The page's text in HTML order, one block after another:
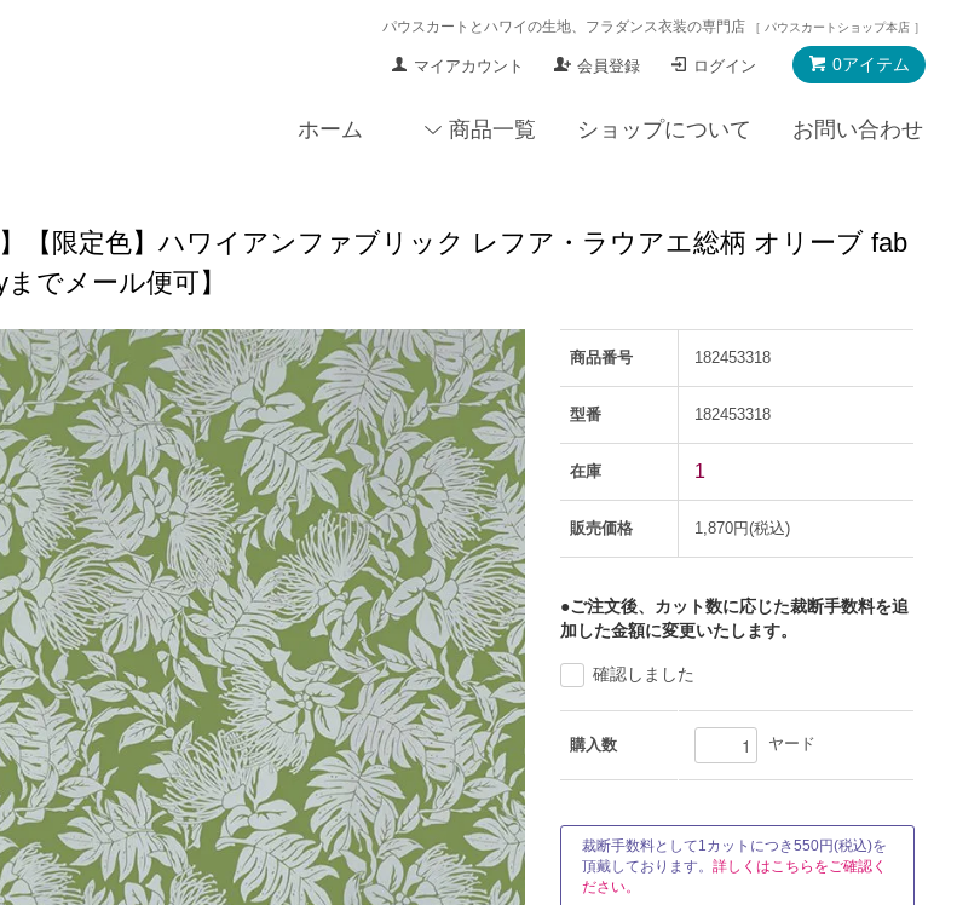
パウスカートとハワイの生地、フラダンス衣装の専門店 ［ パウスカートショップ本店 ］
0アイテム
マイアカウント 会員登録 ログイン
ホーム 商品一覧 ショップについて お問い合わせ
】【限定色】ハワイアンファブリック レフア・ラウアエ総柄 オリーブ fab
でメール便可】
商品番号 182453318
型番 182453318
在庫 1
販売価格 1,870円(税込)
●ご注文後、カット数に応じた裁断手数料を追
加した金額に変更いたします。
確認しました
購入数 ヤード
裁断手数料として1カットにつき550円(税込)を
頂戴しております。詳しくはこちらをご確認く
ださい。